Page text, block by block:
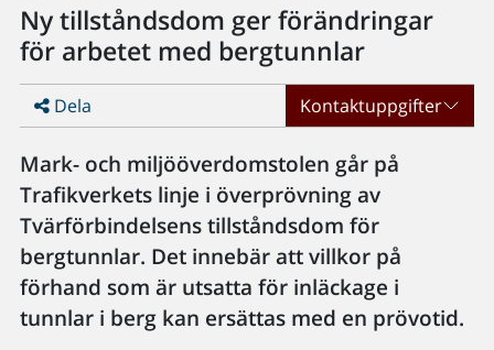
Ny tillståndsdom ger förändringar
för arbetet med bergtunnlar
Dela Kontaktuppgifter
Mark- och miljööverdomstolen går på
Trafikverkets linje i överprövning av
Tvärförbindelsens tillståndsdom för
bergtunnlar. Det innebär att villkor på
förhand som är utsatta för inläckage i
tunnlar i berg kan ersättas med en prövotid.